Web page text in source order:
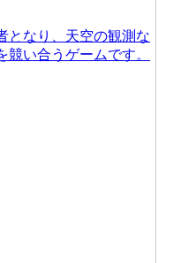
となり、天空の観測な
い合うゲームです。